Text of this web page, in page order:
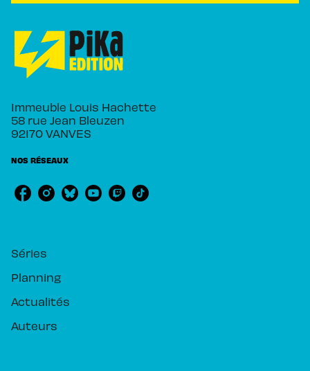
Immeuble Louis Hachette
58 rue Jean Bleuzen
92170 VANVES
NOS RÉSEAUX
Séries
Planning
Actualités
Auteurs